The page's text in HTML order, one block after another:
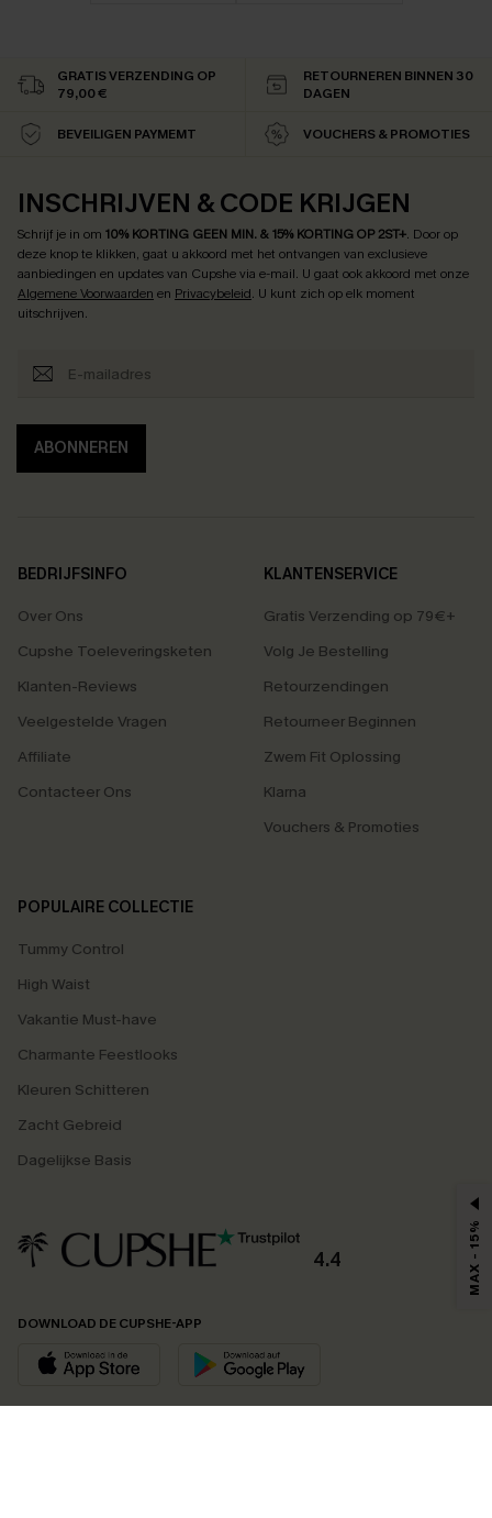
GRATIS VERZENDING OP
79,00 €
RETOURNEREN BINNEN 30
DAGEN
BEVEILIGEN PAYMEMT VOUCHERS & PROMOTIES
INSCHRIJVEN & CODE KRIJGEN
Schrijf je in om 10% KORTING GEEN MIN. & 15% KORTING OP 2ST+. Door op
deze knop te klikken, gaat u akkoord met het ontvangen van exclusieve
aanbiedingen en updates van Cupshe via e-mail. U gaat ook akkoord met onze
Algemene Voorwaarden en Privacybeleid. U kunt zich op elk moment
uitschrijven.
ABONNEREN
BEDRIJFSINFO
Over Ons
Cupshe Toeleveringsketen
Klanten-Reviews
Veelgestelde Vragen
Affiliate
Contacteer Ons
KLANTENSERVICE
Gratis Verzending op 79€+
Volg Je Bestelling
Retourzendingen
Retourneer Beginnen
Zwem Fit Oplossing
Klarna
Vouchers & Promoties
POPULAIRE COLLECTIE
Tummy Control
High Waist
Vakantie Must-have
Charmante Feestlooks
Kleuren Schitteren
Zacht Gebreid
Dagelijkse Basis
4.4
DOWNLOAD DE CUPSHE-APP
MAX - 15%